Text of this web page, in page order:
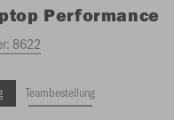
Performance
8622
Teambestellung